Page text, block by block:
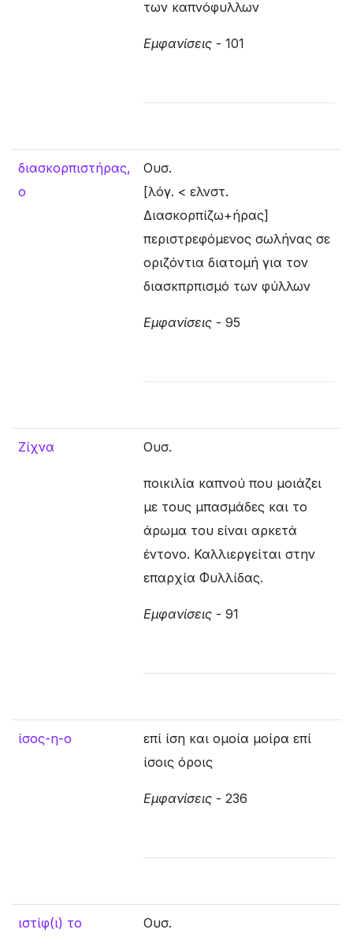
των καπνόφυλλων
Εμφανίσεις - 101
διασκορπιστήρας,
ο
Ουσ.
[λόγ. < ελνστ.
Διασκορπίζω+ήρας]
περιστρεφόμενος σωλήνας σε
οριζόντια διατομή για τον
διασκπρπισμό των φύλλων
Εμφανίσεις - 95
Ζίχνα Ουσ.
ποικιλία καπνού που μοιάζει
με τους μπασμάδες και το
άρωμα του είναι αρκετά
έντονο. Καλλιεργείται στην
επαρχία Φυλλίδας.
Εμφανίσεις - 91
ίσος-η-ο
επί ίση και ομοία μοίρα επί
ίσοις όροις
Εμφανίσεις - 236
ιστίφ(ι) το
Ουσ.